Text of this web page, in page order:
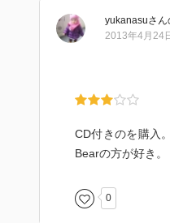
yukanasuさん
2013年4月24
CD付きのを購入
Bearの方が好き。
0